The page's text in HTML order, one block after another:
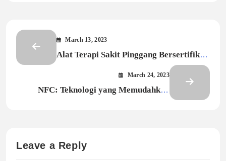
March 13, 2023
Alat Terapi Sakit Pinggang Bersertifikat
Internasional: Dr. Qyu Lumbar Traction
Device – Premium
March 24, 2023
NFC: Teknologi yang Memudahkan
Leave a Reply